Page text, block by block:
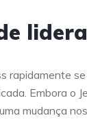
rapidamente
Embora o
mudança